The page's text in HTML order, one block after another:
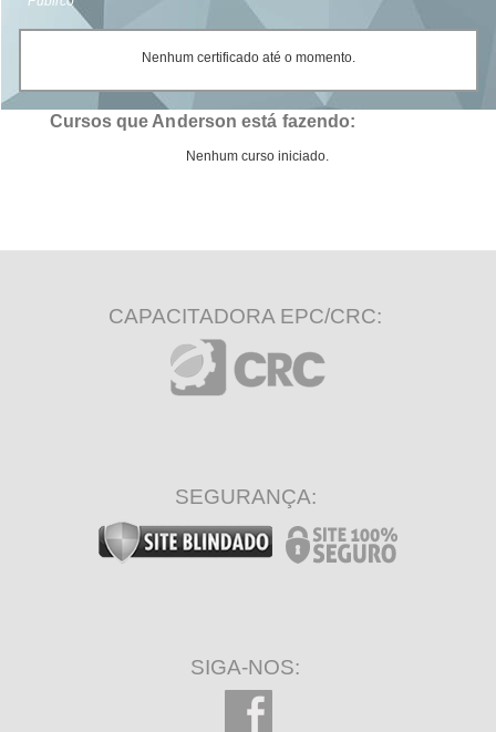
Nenhum certificado até o momento.
Cursos que Anderson está fazendo:
Nenhum curso iniciado.
CAPACITADORA EPC/CRC:
SEGURANÇA:
SIGA-NOS: